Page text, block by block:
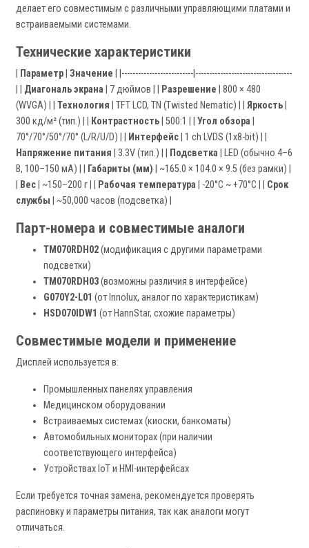
делает его совместимым с различными управляющими платами и
встраиваемыми системами.
Технические характеристики
Параметр Значение | |--------------------------|-----------------------------------
Диагональ экрана | 7 дюймов | | Разрешение | 800 × 480
(WVGA) | | Технология | TFT LCD, TN (Twisted Nematic) | | Яркость
300 кд/м² (тип.) | |
Контрастность | 500:1 | | Угол обзора
70°/70°/50°/70° (L/R/U/D) | |
Интерфейс | 1 ch LVDS (1x8-bit) | |
Напряжение питания | 3.3V (тип.) | | Подсветка | LED (обычно 4–6
В, 100–150 мА) | |
Габариты (мм) | ~165.0 × 104.0 × 9.5 (без рамки) |
Вес | ~150–200 г | | Рабочая температура | -20°C ~ +70°C | | Срок
службы | ~50,000 часов (подсветка) |
Парт-номера и совместимые аналоги
TM070RDH02(модификация с другими параметрами
подсветки)
TM070RDH03(возможны различия в интерфейсе)
G070Y2-L01 (от Innolux, аналог по характеристикам)
HSD070IDW1 (от HannStar, схожие параметры)
Совместимые модели и применение
Дисплей используется в:
Промышленных панелях управления
Медицинском оборудовании
Встраиваемых системах (киоски, банкоматы)
Автомобильных мониторах (при наличии
соответствующего интерфейса)
Устройствах IoT и HMI-интерфейсах
Если требуется точная замена, рекомендуется проверять
распиновку и параметры питания, так как аналоги могут
отличаться.